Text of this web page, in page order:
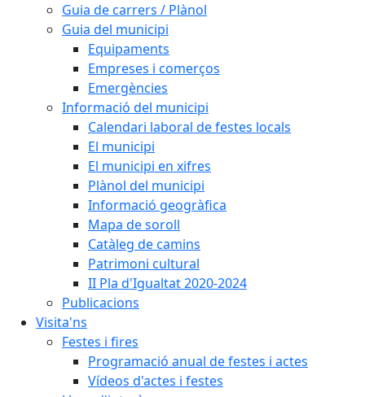
Guia de carrers / Plànol
Guia del municipi
Equipaments
Empreses i comerços
Emergències
Informació del municipi
Calendari laboral de festes locals
El municipi
El municipi en xifres
Plànol del municipi
Informació geogràfica
Mapa de soroll
Catàleg de camins
Patrimoni cultural
II Pla d'Igualtat 2020-2024
Publicacions
Visita'ns
Festes i fires
Programació anual de festes i actes
Vídeos d'actes i festes